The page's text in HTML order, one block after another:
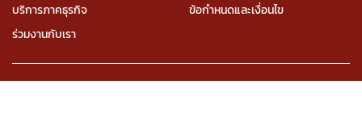
บริการภาคธุรกิจ
ร่วมงานกับเรา
ข้อกำหนดและเงื่อนไข